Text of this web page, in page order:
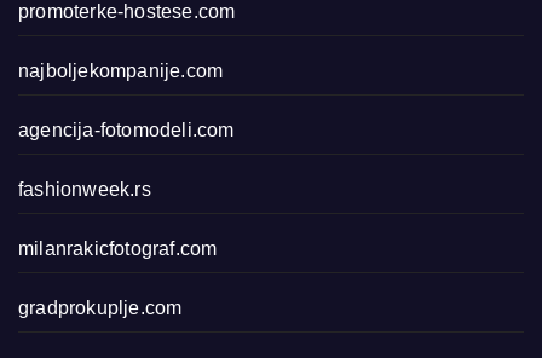
promoterke-hostese.com
najboljekompanije.com
agencija-fotomodeli.com
fashionweek.rs
milanrakicfotograf.com
gradprokuplje.com